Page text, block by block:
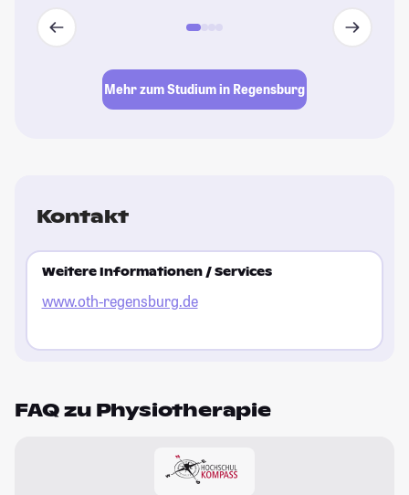
Mehr zum Studium in Regensburg
Kontakt
Weitere Informationen / Services
www.oth-regensburg.de
FAQ zu Physiotherapie